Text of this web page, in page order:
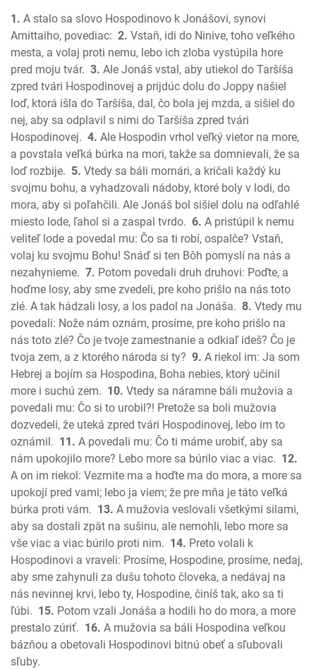
2 Kniha kráľov
1 Kroník; Paralipomenon
2 Kroník; Paralipomenon
Ezdráš
Nehemiáš
Ester
Jób
Žalmy
Príslovia
Kazateľ
Pieseň piesní
Izaiáš
Jeremiáš
Plač Jeremiášov
Ezechiel
Daniel
Ozeáš
Joel
Amos
Obadiáš
Jonáš
Micheáš
Nahum
Abakuk
Sofoniáš
Aggeus
Zachariáš
Malachiáš
Nový zákon
Ev. Matúša
Ev. Marka
Ev. Lukáša
Ev. Jána
Skutky apoštolov
1. A stalo sa slovo Hospodinovo k Jonášovi, synovi
Amittaiho, povediac: 2. Vstaň, idi do Ninive, toho veľkého
mesta, a volaj proti nemu, lebo ich zloba vystúpila hore
pred moju tvár. 3. Ale Jonáš vstal, aby utiekol do Taršíša
zpred tvári Hospodinovej a prijdúc dolu do Joppy našiel
loď, ktorá išla do Taršíša, dal, čo bola jej mzda, a sišiel do
nej, aby sa odplavil s nimi do Taršíša zpred tvári
Hospodinovej. 4. Ale Hospodin vrhol veľký vietor na more,
a povstala veľká búrka na mori, takže sa domnievali, že sa
loď rozbije. 5. Vtedy sa báli mornári, a kričali každý ku
svojmu bohu, a vyhadzovali nádoby, ktoré boly v lodi, do
mora, aby si poľahčili. Ale Jonáš bol sišiel dolu na odľahlé
miesto lode, ľahol si a zaspal tvrdo. 6. A pristúpil k nemu
veliteľ lode a povedal mu: Čo sa ti robí, ospalče? Vstaň,
volaj ku svojmu Bohu! Snáď si ten Bôh pomyslí na nás a
nezahynieme. 7. Potom povedali druh druhovi: Poďte, a
hoďme losy, aby sme zvedeli, pre koho prišlo na nás toto
zlé. A tak hádzali losy, a los padol na Jonáša. 8. Vtedy mu
povedali: Nože nám oznám, prosíme, pre koho prišlo na
nás toto zlé? Čo je tvoje zamestnanie a odkiaľ ideš? Čo je
tvoja zem, a z ktorého národa si ty? 9. A riekol im: Ja som
Hebrej a bojím sa Hospodina, Boha nebies, ktorý učinil
more i suchú zem. 10. Vtedy sa náramne báli mužovia a
povedali mu: Čo si to urobil?! Pretože sa boli mužovia
dozvedeli, že uteká zpred tvári Hospodinovej, lebo im to
oznámil. 11. A povedali mu: Čo ti máme urobiť, aby sa
nám upokojilo more? Lebo more sa búrilo viac a viac. 12.
A on im riekol: Vezmite ma a hoďte ma do mora, a more sa
upokojí pred vami; lebo ja viem; že pre mňa je táto veľká
búrka proti vám. 13. A mužovia veslovali všetkými silami,
aby sa dostali zpät na sušinu, ale nemohli, lebo more sa
vše viac a viac búrilo proti nim. 14. Preto volali k
Hospodinovi a vraveli: Prosíme, Hospodine, prosíme, nedaj,
aby sme zahynuli za dušu tohoto človeka, a nedávaj na
nás nevinnej krvi, lebo ty, Hospodine, činíš tak, ako sa ti
ľúbi. 15. Potom vzali Jonáša a hodili ho do mora, a more
prestalo zúriť. 16. A mužovia sa báli Hospodina veľkou
bázňou a obetovali Hospodinovi bitnú obeť a sľubovali
sľuby.